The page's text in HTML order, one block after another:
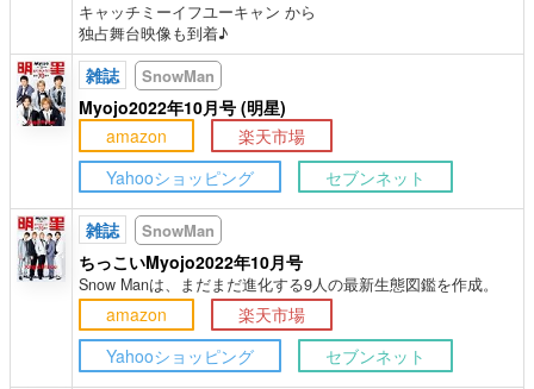
キャッチミーイフユーキャン から
独占舞台映像も到着♪
雑誌 SnowMan
Myojo2022年10月号 (明星)
amazon
楽天市場
Yahooショッピング
セブンネット
雑誌 SnowMan
ちっこいMyojo2022年10月号
Snow Manは、まだまだ進化する9人の最新生態図鑑を作成。
amazon
楽天市場
Yahooショッピング
セブンネット